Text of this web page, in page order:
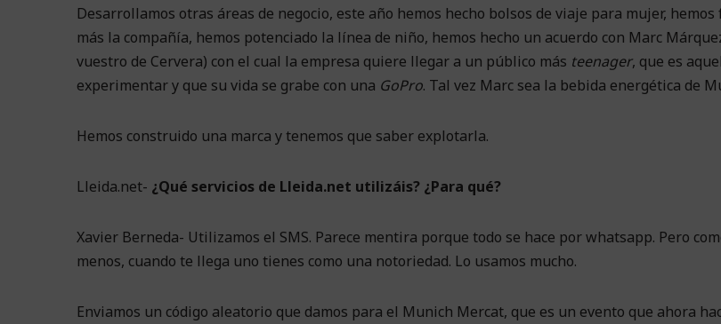
Desarrollamos otras áreas de negocio, este año hemos hecho bolsos de viaje para mujer,
más la compañía, hemos potenciado la línea de niño, hemos hecho un acuerdo con Marc
vuestro de Cervera) con el cual la empresa quiere llegar a un público más teenager, que es
experimentar y que su vida se grabe con una GoPro. Tal vez Marc sea la bebida energética de
Hemos construido una marca y tenemos que saber explotarla.
Lleida.net- ¿Qué servicios de Lleida.net utilizáis? ¿Para qué?
Xavier Berneda- Utilizamos el SMS. Parece mentira porque todo se hace por whatsapp. Pero
menos, cuando te llega uno tienes como una notoriedad. Lo usamos mucho.
Enviamos un código aleatorio que damos para el Munich Mercat, que es un evento que ahora